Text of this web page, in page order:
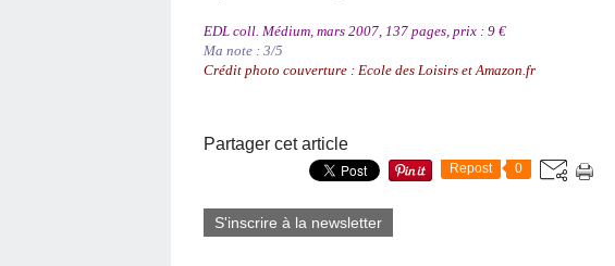
EDL coll. Médium, mars 2007, 137 pages, prix : 9 €
Ma note : 3/5
Crédit photo couverture : Ecole des Loisirs et Amazon.fr
Partager cet article
Repost 0
S'inscrire à la newsletter